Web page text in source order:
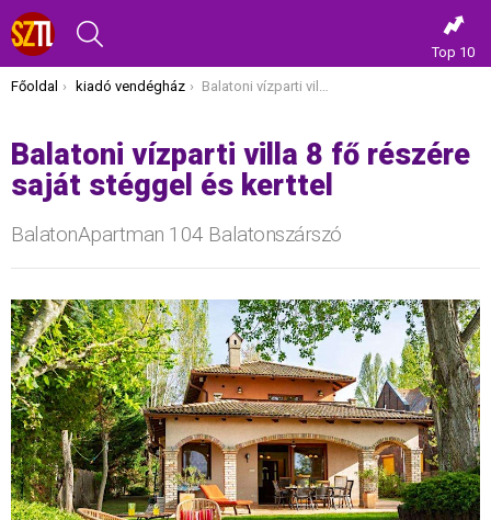
Top 10
Itt vagy most:
Főoldal kiadó vendégház Balatoni vízparti villa 8 fő részére saját stéggel és kerttel
Balatoni vízparti villa 8 fő részére
saját stéggel és kerttel
BalatonApartman 104 Balatonszárszó